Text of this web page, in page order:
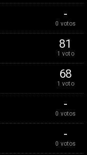
-
0 votos
81
1 voto
68
1 voto
-
0 votos
-
0 votos